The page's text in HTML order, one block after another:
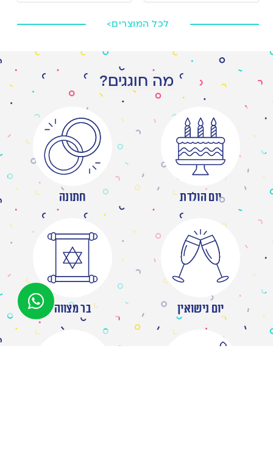
לכל המוצרים>
מה חוגגים?
יום הולדת חתונה
יום נישואין בר מצווה